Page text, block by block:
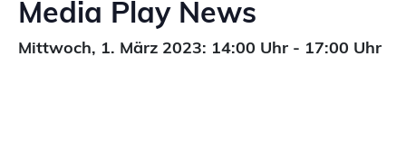
Media Play News
Mittwoch, 1. März 2023: 14:00 Uhr - 17:00 Uhr